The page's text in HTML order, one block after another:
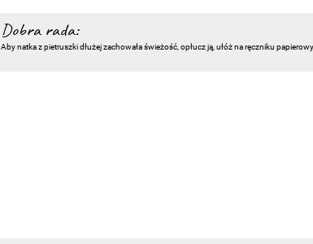
Dobra rada:
Aby natka z pietruszki dłużej zachowała świeżość, opłucz ją, ułóż na ręczniku